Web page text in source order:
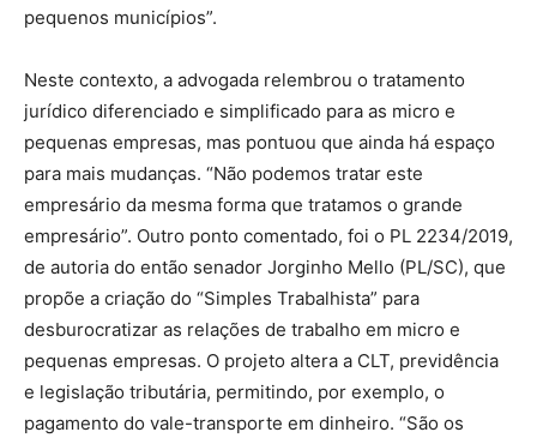
pequenos municípios”.
Neste contexto, a advogada relembrou o tratamento
jurídico diferenciado e simplificado para as micro e
pequenas empresas, mas pontuou que ainda há espaço
para mais mudanças. “Não podemos tratar este
empresário da mesma forma que tratamos o grande
empresário”. Outro ponto comentado, foi o PL 2234/2019,
de autoria do então senador Jorginho Mello (PL/SC), que
propõe a criação do “Simples Trabalhista” para
desburocratizar as relações de trabalho em micro e
pequenas empresas. O projeto altera a CLT, previdência
e legislação tributária, permitindo, por exemplo, o
pagamento do vale-transporte em dinheiro. “São os